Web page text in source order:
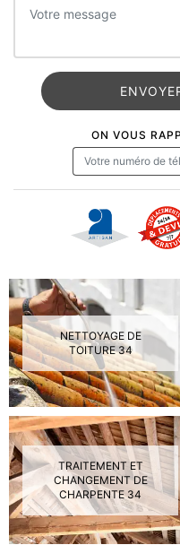
ON VOUS
NETTOYAGE DE
TOITURE 34
TRAITEMENT ET
CHANGEMENT DE
CHARPENTE 34